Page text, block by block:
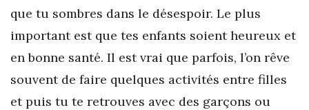
que tu sombres dans le désespoir. Le plus
important est que tes enfants soient heureux et
en bonne santé. Il est vrai que parfois, l’on rêve
souvent de faire quelques activités entre filles
et puis tu te retrouves avec des garçons ou